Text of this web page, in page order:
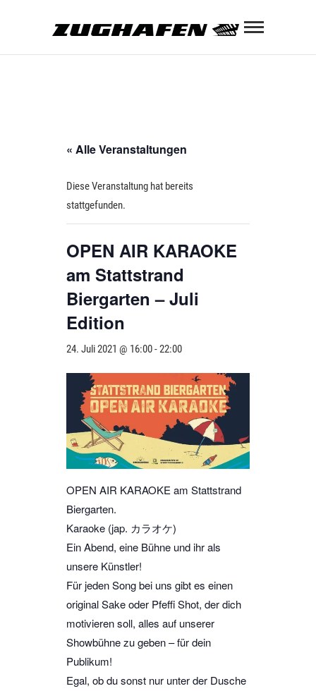
« Alle Veranstaltungen
Diese Veranstaltung hat bereits
stattgefunden.
OPEN AIR KARAOKE
am Stattstrand
Biergarten – Juli
Edition
24. Juli 2021 @ 16:00-22:00
OPEN AIR KARAOKE am Stattstrand
Biergarten.
Karaoke (jap. カラオケ)
Ein Abend, eine Bühne und ihr als
unsere Künstler!
Für jeden Song bei uns gibt es einen
original Sake oder Pfeffi Shot, der dich
motivieren soll, alles auf unserer
Showbühne zu geben – für dein
Publikum!
Egal, ob du sonst nur unter der Dusche